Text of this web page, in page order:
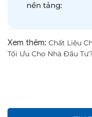
nền tảng:
Xem thêm: Chất Liệu
Tối Ưu Cho Nhà Đầu Tư?